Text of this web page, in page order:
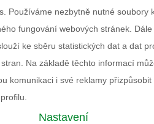
Používáme nezbytně nutné soubory
fungování webových stránek. Dále
ke sběru statistických dat a dat
Na základě těchto informací
komunikaci i své reklamy přizpůsobit
Nastavení